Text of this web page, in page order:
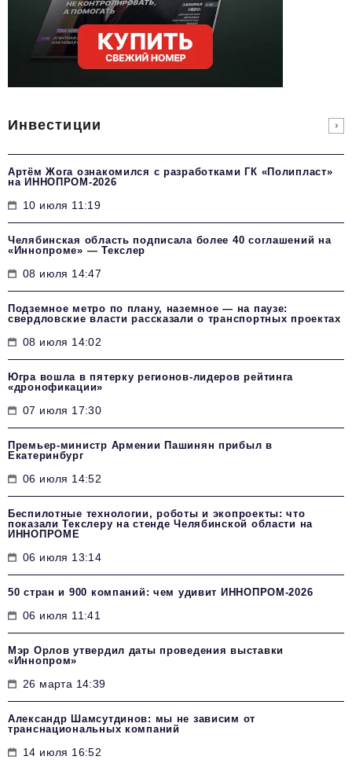
Инвестиции
Артём Жога ознакомился с разработками ГК «Полипласт»
на ИННОПРОМ-2026
10 июля 11:19
Челябинская область подписала более 40 соглашений на
«Иннопроме» — Текслер
08 июля 14:47
Подземное метро по плану, наземное — на паузе:
свердловские власти рассказали о транспортных проектах
08 июля 14:02
Югра вошла в пятерку регионов-лидеров рейтинга
«дронофикации»
07 июля 17:30
Премьер-министр Армении Пашинян прибыл в
Екатеринбург
06 июля 14:52
Беспилотные технологии, роботы и экопроекты: что
показали Текслеру на стенде Челябинской области на
ИННОПРОМЕ
06 июля 13:14
50 стран и 900 компаний: чем удивит ИННОПРОМ‑2026
06 июля 11:41
Мэр Орлов утвердил даты проведения выставки
«Иннопром»
26 марта 14:39
Александр Шамсутдинов: мы не зависим от
транснациональных компаний
14 июля 16:52